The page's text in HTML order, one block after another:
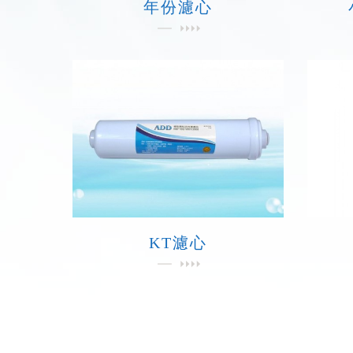
年份濾心
KT濾心